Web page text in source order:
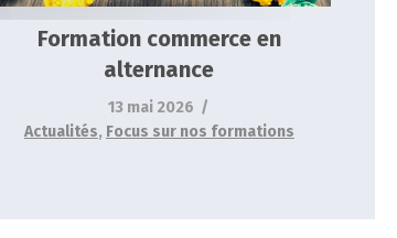
Formation commerce en
alternance
13 mai 2026
Actualités, Focus sur nos formations